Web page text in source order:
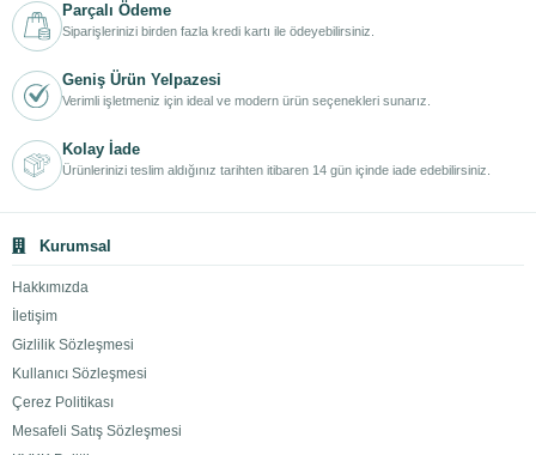
Parçalı Ödeme
Siparişlerinizi birden fazla kredi kartı ile ödeyebilirsiniz.
Geniş Ürün Yelpazesi
Verimli işletmeniz için ideal ve modern ürün seçenekleri sunarız.
Kolay İade
Ürünlerinizi teslim aldığınız tarihten itibaren 14 gün içinde iade edebilirsiniz.
Kurumsal
Hakkımızda
İletişim
Gizlilik Sözleşmesi
Kullanıcı Sözleşmesi
Çerez Politikası
Mesafeli Satış Sözleşmesi